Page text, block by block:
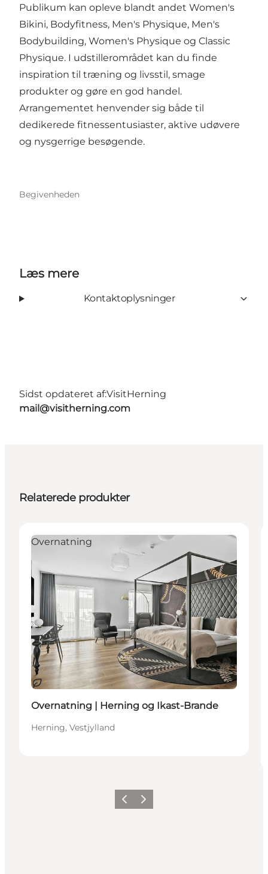
Publikum kan opleve blandt andet Women's
Bikini, Bodyfitness, Men's Physique, Men's
Bodybuilding, Women's Physique og Classic
Physique. I udstillerområdet kan du finde
inspiration til træning og livsstil, smage
produkter og gøre en god handel.
Arrangementet henvender sig både til
dedikerede fitnessentusiaster, aktive udøvere
og nysgerrige besøgende.
Begivenheden
Læs mere
Kontaktoplysninger
Sidst opdateret af:VisitHerning
mail@visitherning.com
Relaterede produkter
Bæredygtige oplevelser
Overnatning
Overnatning | Herning og Ikast-Brande
Herning, Vestjylland
ForrigeNæste